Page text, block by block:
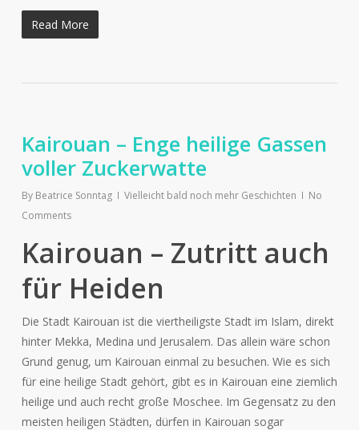
Read More
Kairouan – Enge heilige Gassen
voller Zuckerwatte
By Beatrice Sonntag Vielleicht bald noch mehr Geschichten
No
Comments
Kairouan – Zutritt auch
für Heiden
Die Stadt Kairouan ist die viertheiligste Stadt im Islam, direkt
hinter Mekka, Medina und Jerusalem. Das allein wäre schon
Grund genug, um Kairouan einmal zu besuchen. Wie es sich
für eine heilige Stadt gehört, gibt es in Kairouan eine ziemlich
heilige und auch recht große Moschee. Im Gegensatz zu den
meisten heiligen Städten, dürfen in Kairouan sogar